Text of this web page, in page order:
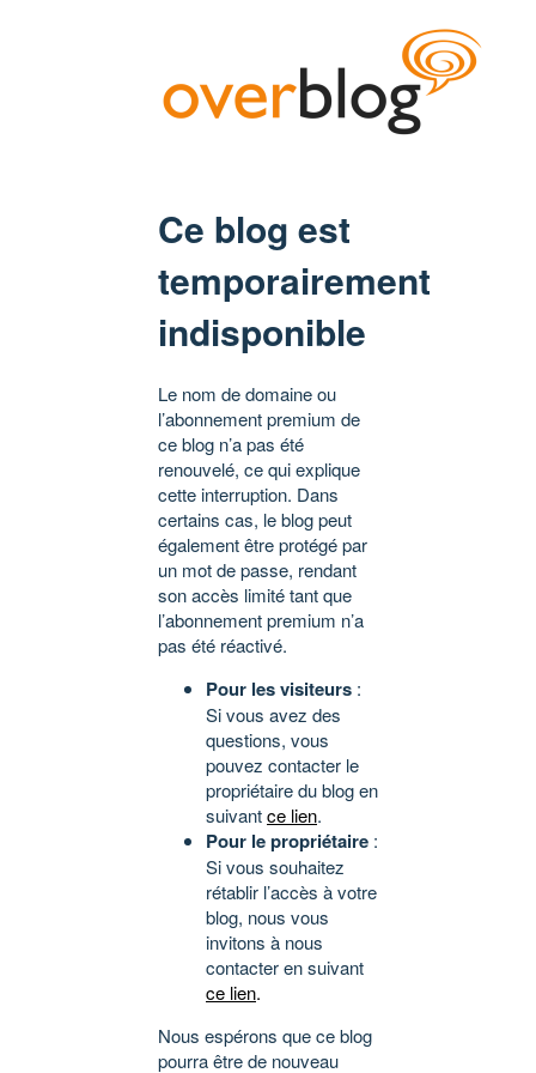
Ce blog est
temporairement
indisponible
Le nom de domaine ou
l’abonnement premium de
ce blog n’a pas été
renouvelé, ce qui explique
cette interruption. Dans
certains cas, le blog peut
également être protégé par
un mot de passe, rendant
son accès limité tant que
l’abonnement premium n’a
pas été réactivé.
Pour les visiteurs :
Si vous avez des
questions, vous
pouvez contacter le
propriétaire du blog en
suivantce lien.
Pour le propriétaire :
Si vous souhaitez
rétablir l’accès à votre
blog, nous vous
invitons à nous
contacter en suivant
ce lien.
Nous espérons que ce blog
pourra être de nouveau